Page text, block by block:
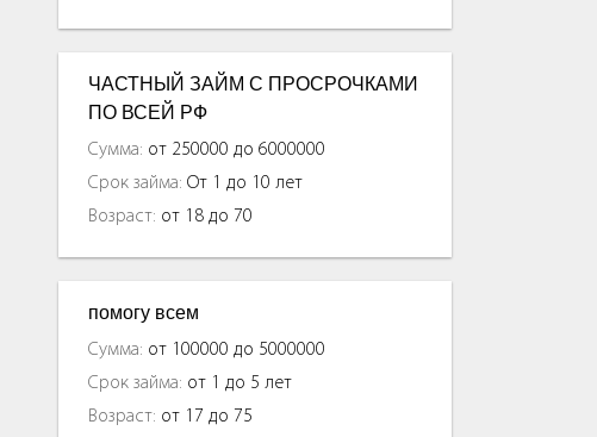
ЧАСТНЫЙ ЗАЙМ С ПРОСРОЧКАМИ
ПО ВСЕЙ РФ
Сумма: от 250000 до 6000000
Срок займа: От 1 до 10 лет
Возраст: от 18 до 70
помогу всем
Сумма: от 100000 до 5000000
Срок займа: от 1 до 5 лет
Возраст: от 17 до 75